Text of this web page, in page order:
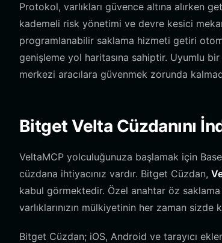
Protokol, varlıkları güvence altına alırken
kademeli risk yönetimi ve devre kesici
programlanabilir saklama hizmeti getiri
genişleme yol haritasına sahiptir. Uyumlu
merkezi aracılara güvenmek zorunda
Bitget Velta Cüzdanını
VeltaMCP yolculuğunuza başlamak için
cüzdana ihtiyacınız vardır. Bitget Cüzdan,
kabul görmektedir. Özel anahtar öz
varlıklarınızın mülkiyetinin her zaman sizde
Bitget Cüzdan; iOS, Android ve tarayıcı